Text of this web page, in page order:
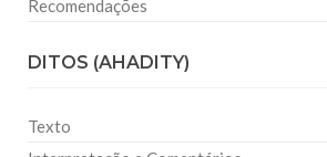
Recomendações
DITOS (AHADITY)
Texto